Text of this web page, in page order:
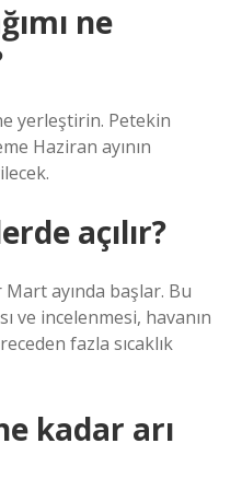
ne
yerleştirin. Petekin
Haziran ayının
açılır?
ayında başlar. Bu
ve incelenmesi, havanın
fazla sıcaklık
kadar arı